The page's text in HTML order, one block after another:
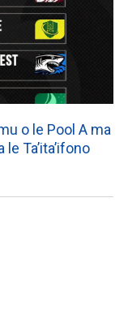
o le Pool A ma
Ta’ita’ifono